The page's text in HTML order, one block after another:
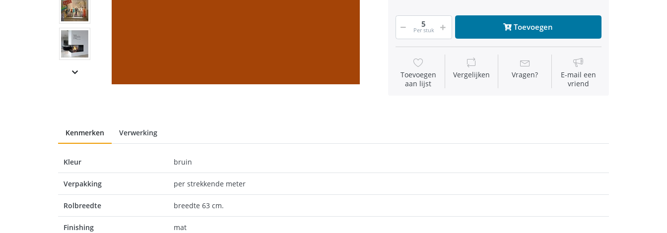
Per stuk Toevoegen
Toevoegen
aan lijst
Vergelijken Vragen?
E-mail een
vriend
Kenmerken Verwerking
Kleur bruin
Verpakking per strekkende meter
Rolbreedte breedte 63 cm.
Finishing mat